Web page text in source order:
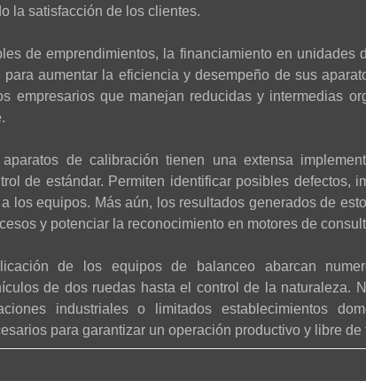
la satisfacción de los clientes.
de emprendimientos, la financiamiento en unidades
aumentar la eficiencia y desempeño de sus
empresarios que manejan reducidas y intermedias
de calibración tienen una extensa
de estándar. Permiten identificar posibles defectos,
los equipos. Más aún, los resultados generados de
y potenciar la reconocimiento en motores de
de los equipos de balanceo abarcan
de dos ruedas hasta el control de la naturaleza.
industriales o limitados establecimientos
para garantizar un operación productivo y libre de